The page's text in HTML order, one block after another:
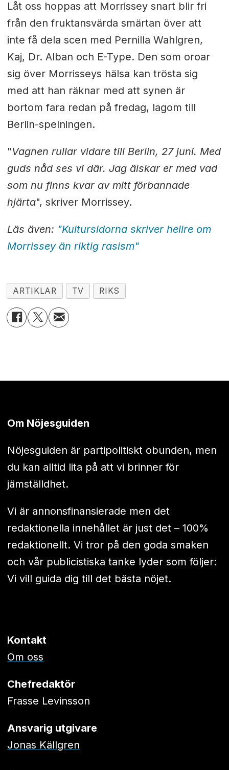
Låt oss hoppas att Morrissey snart blir fri
från den fruktansvärda smärtan över att
inte få dela scen med Pernilla Wahlgren,
Kaj, Dr. Alban och E-Type. Den som oroar
sig över Morrisseys hälsa kan trösta sig
med att han räknar med att synen är
bortom fara redan på fredag, lagom till
Berlin-spelningen.
"Vagnen rullar vidare till Berlin, 27 juni. Med
guds nåd ses vi där. Jag älskar er med vad
som nu finns kvar av mitt förbannade
hjärta", skriver Morrissey.
Läs även: "Kultursidorna skriver hellre om
Morrissey än riktig rasism"
ARTIKLAR TV RIKS
Om Nöjesguiden
Nöjesguiden är partipolitiskt obunden, men
du kan alltid lita på att vi brinner för
jämställdhet.
Vi är annonsfinansierade men det
redaktionella innehållet är just det – 100%
redaktionellt. Vi tror på den goda smaken
och vår publicistiska tanke lyder som följer:
Vi vill guida dig till det bästa nöjet.
Kontakt
Om oss
Chefredaktör
Frasse Levinsson
Ansvarig utgivare
Jonas Källgren